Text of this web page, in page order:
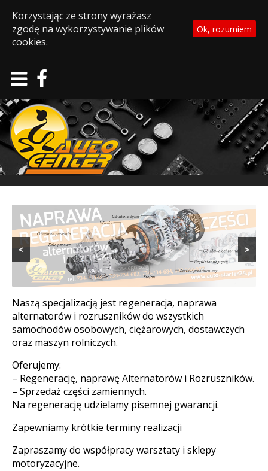
< >
Naszą specjalizacją jest regeneracja, naprawa
alternatorów i rozruszników do wszystkich
samochodów osobowych, ciężarowych, dostawczych
oraz maszyn rolniczych.
Oferujemy:
– Regenerację, naprawę Alternatorów i Rozruszników.
– Sprzedaż części zamiennych.
Na regenerację udzielamy pisemnej gwarancji.
Zapewniamy krótkie terminy realizacji
Zapraszamy do współpracy warsztaty i sklepy
motoryzacyjne.
Korzystając ze strony wyrażasz
zgodę na wykorzystywanie plików
cookies.
Ok, rozumiem